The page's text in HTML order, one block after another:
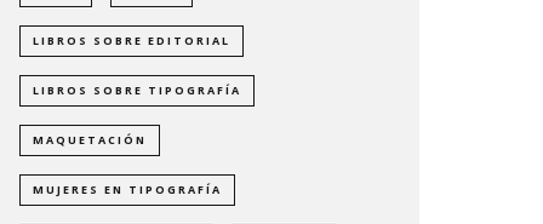
LIBROS SOBRE EDITORIAL
LIBROS SOBRE TIPOGRAFÍA
MAQUETACIÓN
MUJERES EN TIPOGRAFÍA